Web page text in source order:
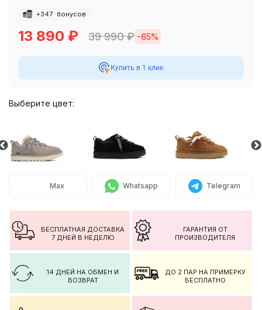
+347 бонусов
13 890 ₽ 39 990₽ -65%
Купить в 1 клик
Выберите цвет:
Max Whatsapp Telegram
БЕСПЛАТНАЯ ДОСТАВКА
7 ДНЕЙ В НЕДЕЛЮ
ГАРАНТИЯ ОТ
ПРОИЗВОДИТЕЛЯ
14 ДНЕЙ НА ОБМЕН И
ВОЗВРАТ
ДО 2 ПАР НА ПРИМЕРКУ
БЕСПЛАТНО